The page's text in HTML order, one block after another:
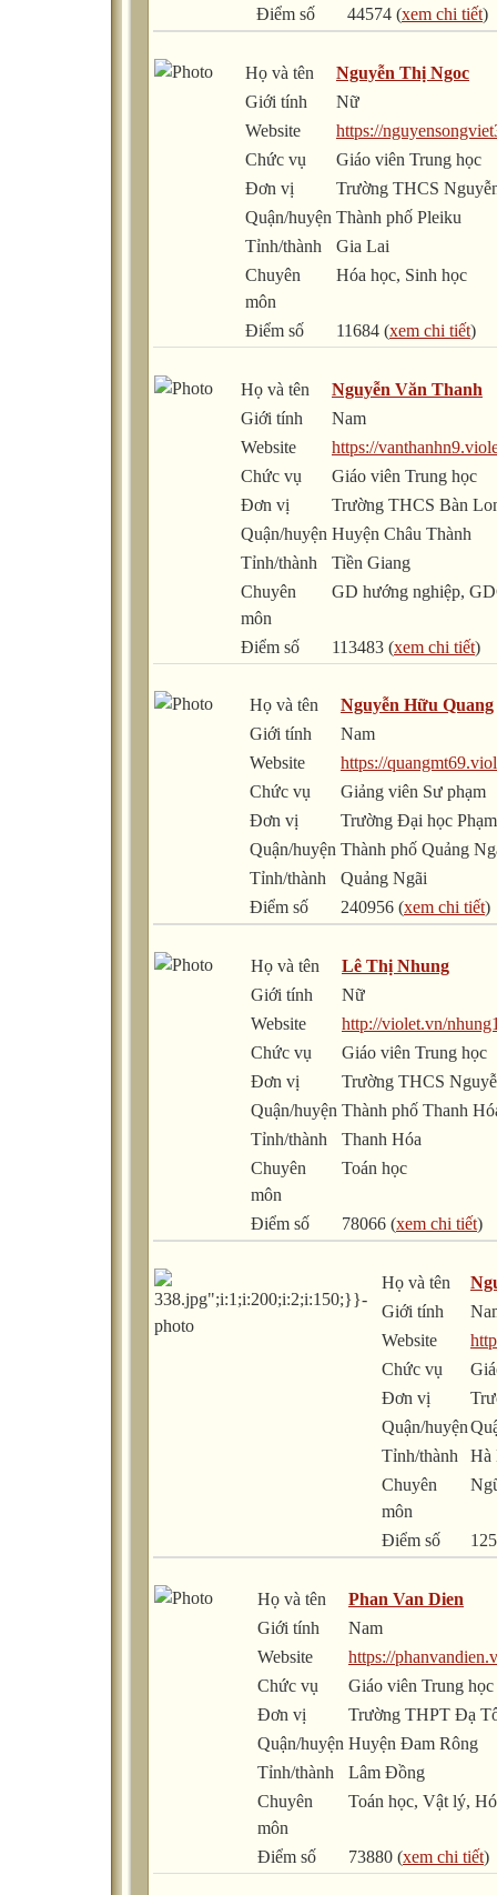
Điểm số 44574 (xem chi tiết)
Họ và tên
Nguyễn Thị Ngoc
Giới tính
Nữ
Website
https://
Chức vụ
Giáo viên Trung học
Đơn vị
Trường THCS
Quận/huyện Thành phố Pleiku
Tỉnh/thành
Gia Lai
Chuyên
môn
Hóa học, Sinh học
Điểm số 11684 (xem chi tiết)
Họ và tên
Nguyễn Văn Thanh
Giới tính
Nam
Website
https://
Chức vụ
Giáo viên Trung học
Đơn vị
Trường THCS Bàn
Quận/huyện Huyện Châu Thành
Tỉnh/thành
Tiền Giang
Chuyên
môn
GD hướng nghiệp,
Điểm số 113483 (xem chi tiết)
Họ và tên
Nguyễn Hữu Quang
Giới tính
Nam
Website
https://
Chức vụ
Giảng viên Sư phạm
Đơn vị
Trường Đại học
Quận/huyện Thành phố Quảng
Tỉnh/thành
Quảng Ngãi
Điểm số
240956 (xem chi tiết)
Họ và tên
Lê Thị Nhung
Giới tính
Nữ
Website
http://violet.vn/
Chức vụ
Giáo viên Trung học
Đơn vị
Trường THCS
Quận/huyện Thành phố Thanh
Tỉnh/thành
Thanh Hóa
Chuyên
môn
Toán học
Điểm số 78066 (xem chi tiết)
Họ và tên
Giới tính
Website
Chức vụ
Đơn vị
Quận/huyện
Tỉnh/thành
Hà
Chuyên
môn
Điểm số
Họ và tên
Phan Van Dien
Giới tính
Nam
Website
https://
Chức vụ
Giáo viên Trung học
Đơn vị
Trường THPT Đạ
Quận/huyện Huyện Đam Rông
Tỉnh/thành
Lâm Đồng
Chuyên
môn
Toán học, Vật lý,
Điểm số 73880 (xem chi tiết)